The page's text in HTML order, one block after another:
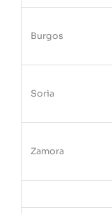
Burgos
Soria
Zamora